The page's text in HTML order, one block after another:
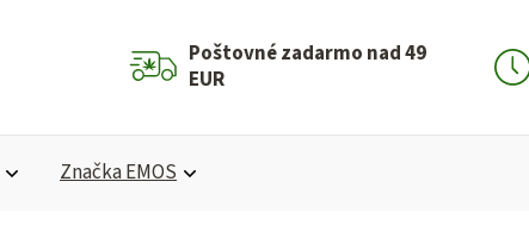
Poštovné zadarmo nad 49
EUR
ZnačkaEMOS